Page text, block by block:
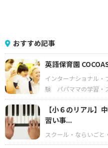
おすすめ記事
英語保育園
インターナショナル・
験
パパママの学習・
【小６のリアル】
習い事...
スクール・ならいごと